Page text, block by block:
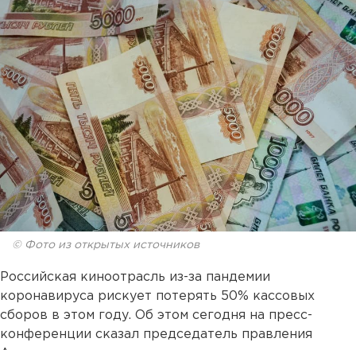
© Фото из открытых источников
Российская киноотрасль из-за пандемии
коронавируса рискует потерять 50% кассовых
сборов в этом году. Об этом сегодня на пресс-
конференции сказал председатель правления